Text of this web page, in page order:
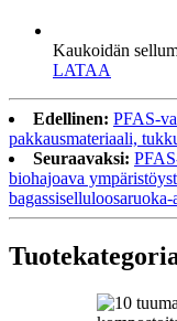
Kaukoidän
LATAA
Edellinen: PFAS-
pakkausmateriaali,
Seuraavaksi:
biohajoava